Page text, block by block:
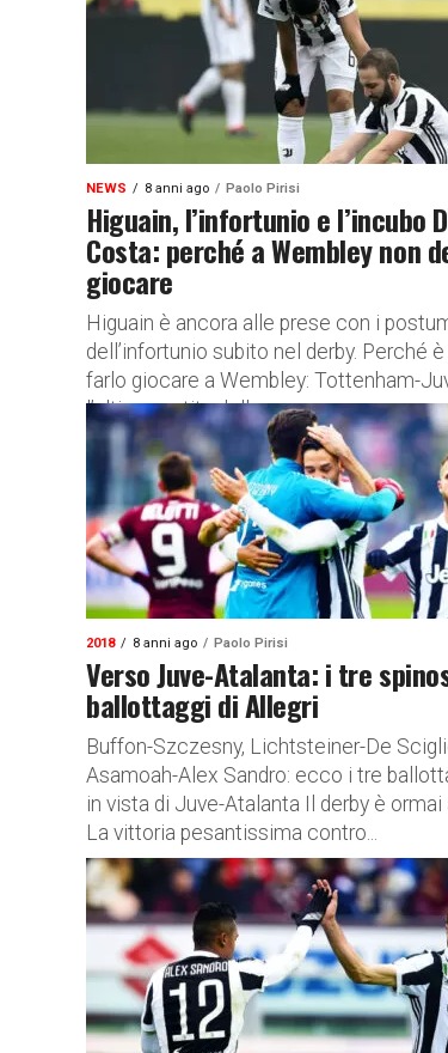
NEWS 8 anni ago Paolo Pirisi
Higuain, l’infortunio e l’incubo
Costa: perché a Wembley non
giocare
Higuain è ancora alle prese con i
dell’infortunio subito nel derby. Perché
farlo giocare a Wembley: Tottenham-
l’ultima partita della...
2018 8 anni ago Paolo Pirisi
Verso Juve-Atalanta: i tre
ballottaggi di Allegri
Buffon-Szczesny, Lichtsteiner-De
Asamoah-Alex Sandro: ecco i tre
in vista di Juve-Atalanta Il derby è ormai
La vittoria pesantissima contro...